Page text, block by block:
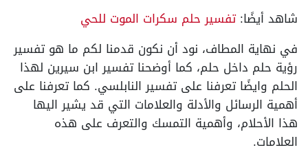
شاهد أيضًا:تفسير حلم سكرات الموت للحي
في نهاية المطاف، نود أن نكون قدمنا لكم ما هو تفسير
رؤية حلم داخل حلم، كما أوضحنا تفسير ابن سيرين لهذا
الحلم وايضًا تعرفنا على تفسير النابلسي. كما تعرفنا على
أهمية الرسائل والأدلة والعلامات التي قد يشير اليها
هذا الأحلام، وأهمية التمسك والتعرف على هذه
العلامات.